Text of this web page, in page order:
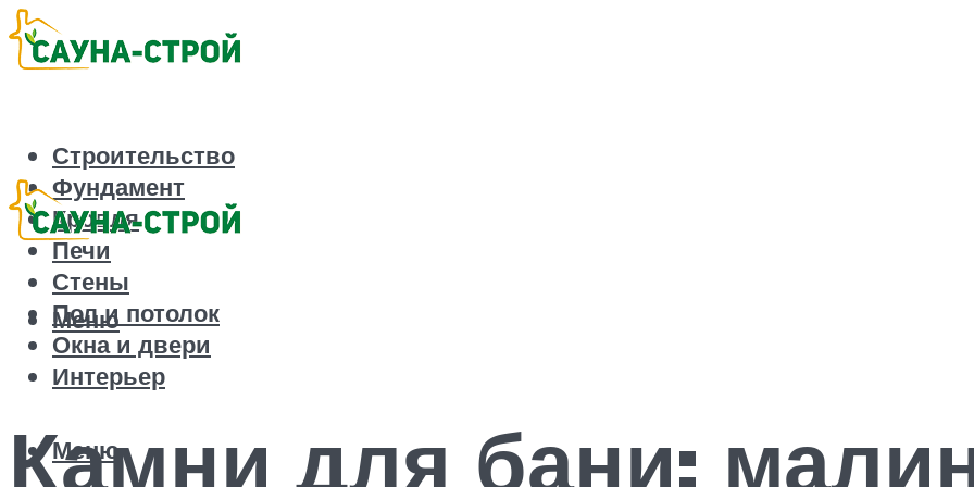
Строительство
Фундамент
Кровля
Печи
Стены
Пол и потолок
Окна и двери
Интерьер
Меню
Меню
Камни для бани: